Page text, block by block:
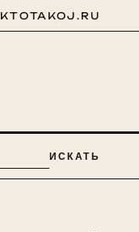
KTOTAKOJ.RU
ИСКАТЬ